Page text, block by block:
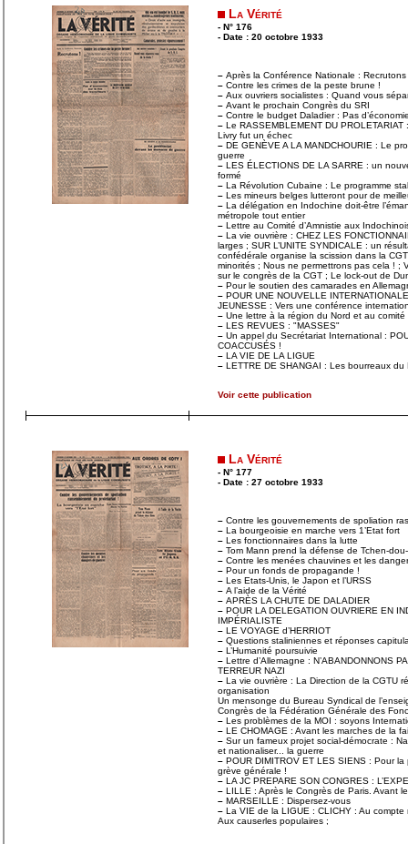
La Vérité
- N° 176
- Date : 20 octobre 1933
– Après la Conférence Nationale : Recrutons
– Contre les crimes de la peste brune !
– Aux ouvriers socialistes : Quand vous
– Avant le prochain Congrès du SRI
– Contre le budget Daladier : Pas
– Le RASSEMBLEMENT DU
Livry fut un échec
– DE GENÈVE A LA MANDCHOURIE : Le
guerre
– LES ÉLECTIONS DE LA SARRE : un
formé
– La Révolution Cubaine : Le programme
– Les mineurs belges lutteront pour de
– La délégation en Indochine doit-être
métropole tout entier
– Lettre au Comité d’Amnistie aux
– La vie ouvrière : CHEZ LES
larges ; SUR L’UNITE SYNDICALE : un
confédérale organise la scission dans la
minorités ; Nous ne permettrons pas cela ! ;
sur le congrès de la CGT ; Le lock-out de
– Pour le soutien des camarades en
– POUR UNE NOUVELLE
JEUNESSE : Vers une conférence
– Une lettre à la région du Nord et au comité
– LES REVUES : "MASSES"
– Un appel du Secrétariat International :
COACCUSÉS !
– LA VIE DE LA LIGUE
– LETTRE DE SHANGAI : Les bourreaux du
Voir cette publication
La Vérité
- N° 177
- Date : 27 octobre 1933
– Contre les gouvernements de spoliation
– La bourgeoisie en marche vers 1’Etat fort
– Les fonctionnaires dans la lutte
– Tom Mann prend la défense de Tchen-
– Contre les menées chauvines et les
– Pour un fonds de propagande !
– Les Etats-Unis, le Japon et l’URSS
– A l’aide de la Vérité
– APRÈS LA CHUTE DE DALADIER
– POUR LA DELEGATION OUVRlERE EN
IMPÉRIALISTE
– LE VOYAGE d’HERRIOT
– Questions staliniennes et réponses
– L’Humanité poursuivie
– Lettre d’Allemagne : N’ABANDONNONS
TERREUR NAZI
– La vie ouvrière : La Direction de la CGTU
organisation
Un mensonge du Bureau Syndical de
Congrès de la Fédération Générale des
– Les problèmes de la MOI : soyons
– LE CHOMAGE : Avant les marches de la
– Sur un fameux projet social-démocrate :
et nationaliser... la guerre
– POUR DIMITROV ET LES SIENS : Pour
grève générale !
– LA JC PREPARE SON CONGRES :
– LILLE : Après le Congrès de Paris. Avant
– MARSEILLE : Dispersez-vous
– La VIE de la LIGUE : CLICHY : Au
Aux causerles populaires ;